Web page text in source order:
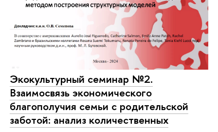
Экокультурный семинар №2.
Взаимосвязь экономического
благополучия семьи с родительской
заботой: анализ количественных